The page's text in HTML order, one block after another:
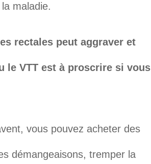
maladie.
rectales peut aggraver et
le VTT est à proscrire si vous
vous pouvez acheter des
démangeaisons, tremper la